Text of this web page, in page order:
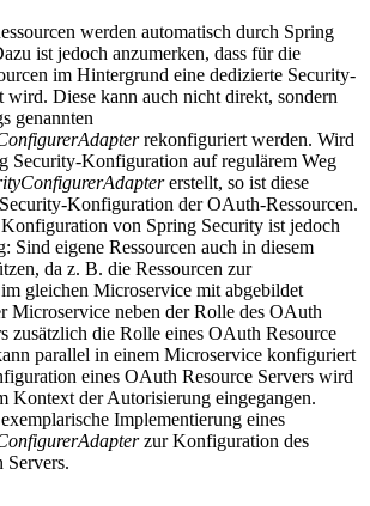
werden automatisch durch Spring
ist jedoch anzumerken, dass für die
im Hintergrund eine dedizierte Security-
Diese kann auch nicht direkt, sondern
genannten
rekonfiguriert werden. Wird
Security-Konfiguration auf regulärem Weg
erstellt, so ist diese
Konfiguration der OAuth-Ressourcen.
von Spring Security ist jedoch
Sind eigene Ressourcen auch in diesem
da z. B. die Ressourcen zur
gleichen Microservice mit abgebildet
Microservice neben der Rolle des OAuth
zusätzlich die Rolle eines OAuth Resource
parallel in einem Microservice konfiguriert
eines OAuth Resource Servers wird
Kontext der Autorisierung eingegangen.
Implementierung eines
zur Konfiguration des